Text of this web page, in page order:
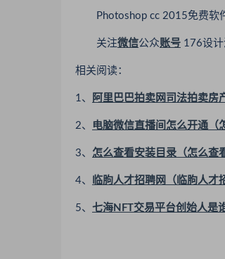
Photoshop cc 2015免费软件
关注微信公众账号 176设
相关阅读：
1、 阿里巴巴拍卖网司法拍卖房
2、 电脑微信直播间怎么开通（
3、 怎么查看安装目录（怎么查
4、 临朐人才招聘网（临朐人才
5、 七海NFT交易平台创始人是